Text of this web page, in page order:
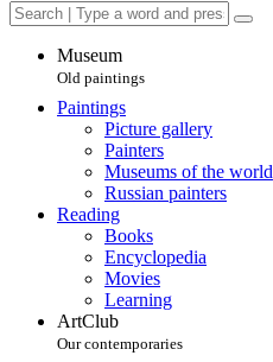
Museum
Old paintings
Paintings
Picture gallery
Painters
Museums of the world
Russian painters
Reading
Books
Encyclopedia
Movies
Learning
ArtClub
Our contemporaries